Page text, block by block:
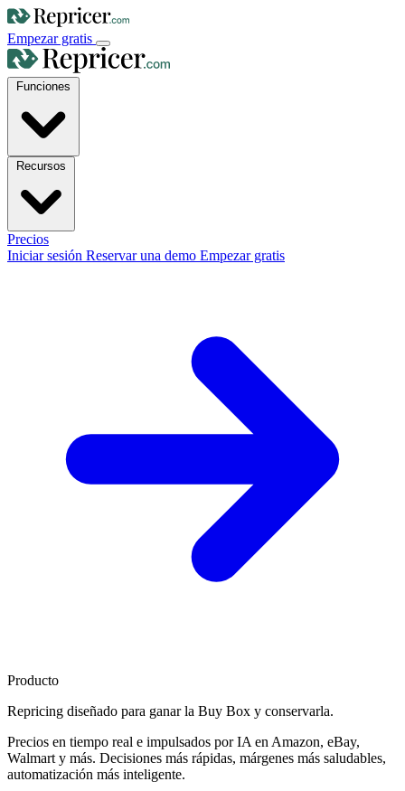
Empezar gratis
Precios
Iniciar sesión Reservar una demo Empezar gratis
Producto
Repricing diseñado para ganar la Buy Box y conservarla.
Precios en tiempo real e impulsados por IA en Amazon, eBay,
Walmart y más. Decisiones más rápidas, márgenes más saludables,
automatización más inteligente.